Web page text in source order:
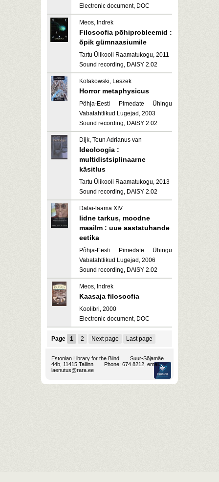
Electronic document, DOC
Meos, Indrek
Filosoofia põhiprobleemid :
õpik gümnaasiumile
Tartu Ülikooli Raamatukogu, 2011
Sound recording, DAISY 2.02
Kolakowski, Leszek
Horror metaphysicus
Põhja-Eesti Pimedate Ühingu
Vabatahtlikud Lugejad, 2003
Sound recording, DAISY 2.02
Dijk, Teun Adrianus van
Ideoloogia :
multidistsiplinaarne
käsitlus
Tartu Ülikooli Raamatukogu, 2013
Sound recording, DAISY 2.02
Dalai-laama XIV
Iidne tarkus, moodne
maailm : uue aastatuhande
eetika
Põhja-Eesti Pimedate Ühingu
Vabatahtlikud Lugejad, 2006
Sound recording, DAISY 2.02
Meos, Indrek
Kaasaja filosoofia
Koolibri, 2000
Electronic document, DOC
Page 1 2 Next page Last page
Estonian Library for the Blind
Suur-Sõjamäe
44b, 11415 Tallinn
Phone: 674 8212, email:
laenutus@rara.ee